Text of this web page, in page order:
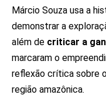
Márcio Souza usa a
demonstrar a
além de criticar a
marcaram o
reflexão crítica sobre
região amazônica.